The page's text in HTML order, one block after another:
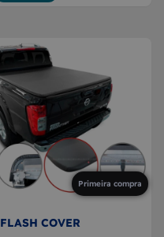
Primeira compra
FLASH COVER